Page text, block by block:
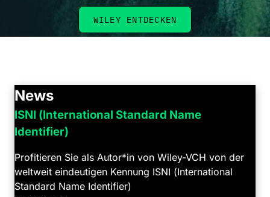
WILEY ENTDECKEN
News
ISNI (International Standard Name
Identifier)
Profitieren Sie als Autor*in von Wiley-VCH von der
weltweit eindeutigen Kennung ISNI (International
Standard Name Identifier)